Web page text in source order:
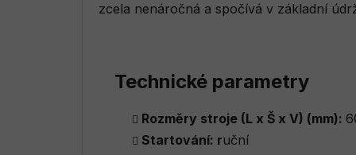
zcela nenáročná a spočívá v základní
Technické parametry
Rozměry stroje (L x Š x V) (mm):
Startování: ruční